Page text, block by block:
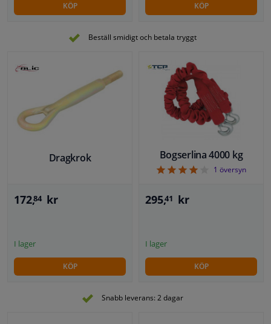
KÖP KÖP
Beställ smidigt och betala tryggt
Dragkrok
172,84 kr
I lager
KÖP
Bogserlina 4000 kg
41 översyn
295,41 kr
I lager
KÖP
Snabb leverans: 2 dagar